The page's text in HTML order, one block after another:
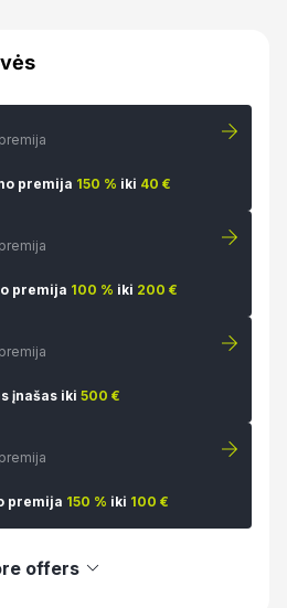
premija 150 % iki 40 €
premija 100 % iki 200 €
įnašas iki 500 €
premija 150 % iki 100 €
offers